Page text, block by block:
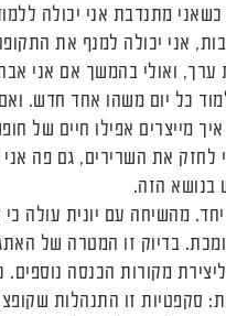
מתנדבת אני יכולה
אני יכולה למנף את
ערך, ואולי בהמשך אם אני
כל יום משהו אחד חדש. ואם
בנושא הזה.
מהשיחה עם יונית עולה
בדיוק זו המטרה של
מקורות הכנסה נוספים.
סקפטיות זו התנהלות